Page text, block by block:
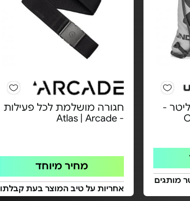
תיק גב ספורטיבי 12 ליטר -
מותגים
חגורה מושלמת לכל פעילות
- Atlas | Arcade
מחיר מיוחד
אחריות על טיב המוצר בעת קבלתו